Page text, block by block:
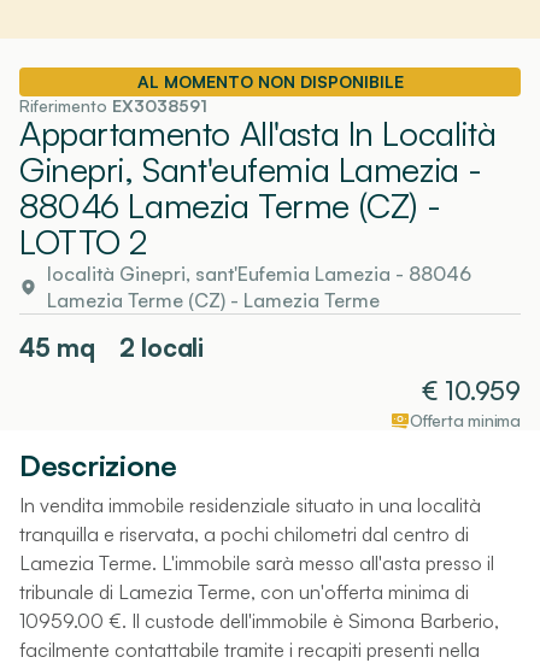
AL MOMENTO NON DISPONIBILE
Riferimento EX3038591
Appartamento All'asta In Località
Ginepri, Sant'eufemia Lamezia -
88046 Lamezia Terme (CZ) -
LOTTO 2
località Ginepri, sant'Eufemia Lamezia - 88046
Lamezia Terme (CZ)- Lamezia Terme
45 mq
2 locali
€ 10.959
Offerta minima
Descrizione
In vendita immobile residenziale situato in una località
tranquilla e riservata, a pochi chilometri dal centro di
Lamezia Terme. L'immobile sarà messo all'asta presso il
tribunale di Lamezia Terme, con un'offerta minima di
10959.00 €. Il custode dell'immobile è Simona Barberio,
facilmente contattabile tramite i recapiti presenti nella